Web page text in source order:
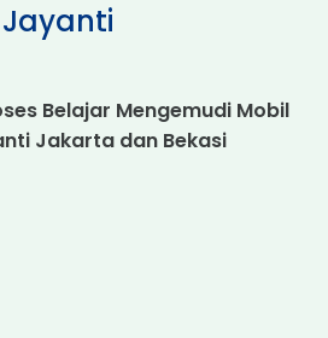
Jayanti
Belajar Mengemudi Mobil
Jakarta dan Bekasi